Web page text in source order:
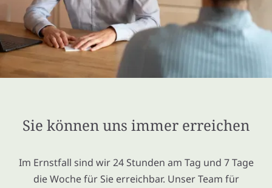
Sie können uns immer erreichen
Im Ernstfall sind wir 24 Stunden am Tag und 7 Tage
die Woche für Sie erreichbar. Unser Team für